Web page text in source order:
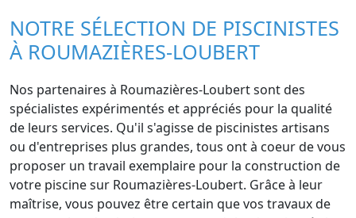
NOTRE SÉLECTION DE PISCINISTES
À ROUMAZIÈRES-LOUBERT
Nos partenaires à Roumazières-Loubert sont des
spécialistes expérimentés et appréciés pour la qualité
de leurs services. Qu'il s'agisse de piscinistes artisans
ou d'entreprises plus grandes, tous ont à coeur de vous
proposer un travail exemplaire pour la construction de
votre piscine sur Roumazières-Loubert. Grâce à leur
maîtrise, vous pouvez être certain que vos travaux de